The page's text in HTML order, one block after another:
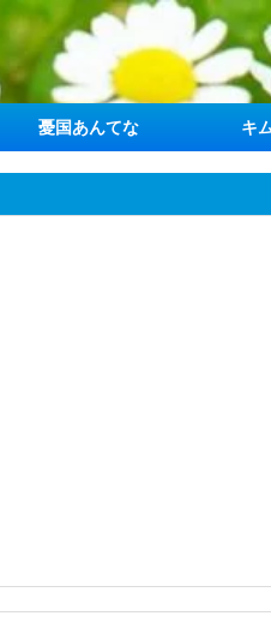
憂国あんてな キ